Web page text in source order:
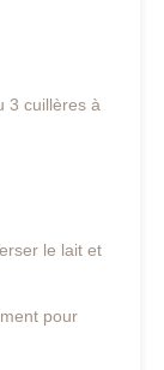
3 cuillères à
le lait et
pour